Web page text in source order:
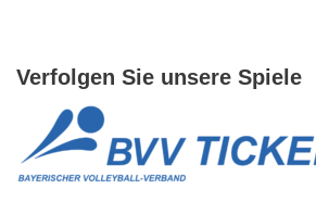
Verfolgen Sie unsere Spiele